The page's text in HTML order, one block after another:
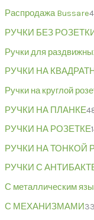
Распродажа Bussare4
РУЧКИ БЕЗ РОЗЕТКИ
Ручки для
РУЧКИ НА
Ручки на круглой
РУЧКИ НА ПЛАНКЕ
РУЧКИ НА РОЗЕТКЕ
РУЧКИ НА ТОНКОЙ
РУЧКИ С
С металлическим
С МЕХАНИЗМАМИ33